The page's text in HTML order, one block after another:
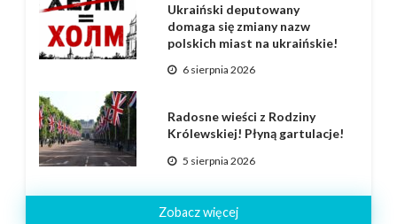
Ukraiński deputowany
domaga się zmiany nazw
polskich miast na ukraińskie!
6 sierpnia 2026
Radosne wieści z Rodziny
Królewskiej! Płyną gartulacje!
5 sierpnia 2026
Zobacz więcej